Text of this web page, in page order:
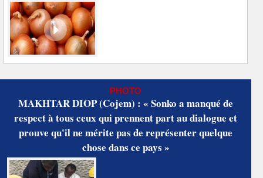
PHOTO
MAKHTAR DIOP (Cojem) : « Sonko a manqué de
respect à tous ceux qui prennent part au dialogue et
prouve qu'il ne mérite pas de représenter quelque
chose dans ce pays »